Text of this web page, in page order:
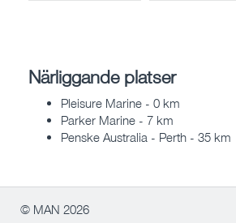
Närliggande platser
Pleisure Marine - 0 km
Parker Marine - 7 km
Penske Australia - Perth - 35 km
© MAN 2026